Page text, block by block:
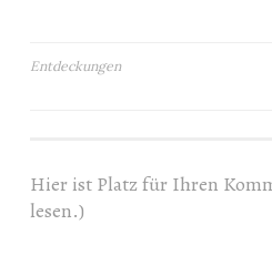
Beitragsnavigation
Entdeckungen
Hier ist Platz für Ihren
lesen.)